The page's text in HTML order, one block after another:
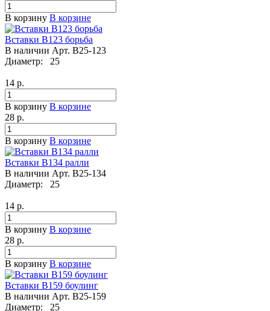
В корзину В корзине
Вставки B123 борьба
В наличии Арт. B25-123
Диаметр:
25
14 р.
В корзину В корзине
28 р.
В корзину В корзине
Вставки B134 ралли
В наличии Арт. B25-134
Диаметр:
25
14 р.
В корзину В корзине
28 р.
В корзину В корзине
Вставки B159 боулинг
В наличии Арт. B25-159
Диаметр:
25